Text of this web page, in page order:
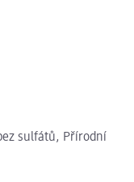
sulfátů, Přírodní